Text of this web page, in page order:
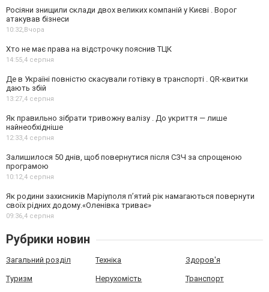
Росіяни знищили склади двох великих компаній у Києві . Ворог
атакував бізнеси
10:32,Вчора
Хто не має права на відстрочку пояснив ТЦК
14:55,4 серпня
Де в Україні повністю скасували готівку в транспорті . QR-квитки
дають збій
13:27,4 серпня
Як правильно зібрати тривожну валізу . До укриття — лише
найнеобхідніше
12:33,4 серпня
Залишилося 50 днів, щоб повернутися після СЗЧ за спрощеною
програмою
10:12,4 серпня
Як родини захисників Маріуполя пʼятий рік намагаються повернути
своїх рідних додому.«Оленівка триває»
09:36,4 серпня
Рубрики новин
Загальний розділ Техніка Здоров'я
Туризм Нерухомість Транспорт